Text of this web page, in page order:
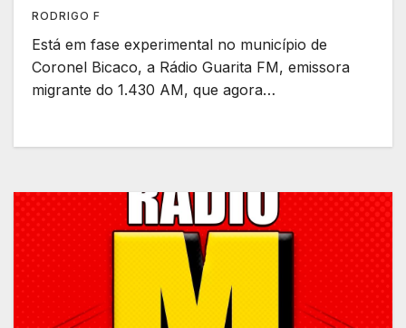
RODRIGO F
Está em fase experimental no município de
Coronel Bicaco, a Rádio Guarita FM, emissora
migrante do 1.430 AM, que agora…